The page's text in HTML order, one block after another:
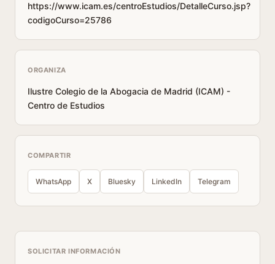
https://www.icam.es/centroEstudios/DetalleCurso.jsp?
codigoCurso=25786
ORGANIZA
Ilustre Colegio de la Abogacia de Madrid (ICAM) -
Centro de Estudios
COMPARTIR
WhatsApp X Bluesky LinkedIn Telegram
SOLICITAR INFORMACIÓN